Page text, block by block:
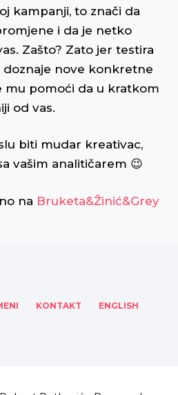
kampanji, to znači da
i da je netko
Zašto? Zato jer testira
nove konkretne
mu pomoći da u kratkom
od vas.
biti mudar kreativac,
vašim analitičarem 😉
na Bruketa&Žinić&Grey
KONTAKT ENGLISH